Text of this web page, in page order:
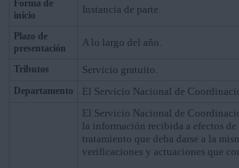
Forma de
inicio
Instancia de parte.
Plazo de
presentación
A lo largo del año.
Tributos Servicio gratuito.
Departamento El Servicio Nacional de
El Servicio Nacional de
la información recibida a efectos de
tratamiento que deba darse a la
verificaciones y actuaciones que